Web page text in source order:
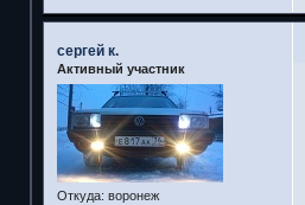
сергей к.
Активный участник
Откуда: воронеж